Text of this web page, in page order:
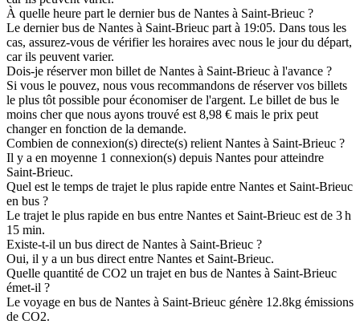
À quelle heure part le dernier bus de Nantes à Saint-Brieuc ?
Le dernier bus de Nantes à Saint-Brieuc part à 19:05. Dans tous les
cas, assurez-vous de vérifier les horaires avec nous le jour du départ,
car ils peuvent varier.
Dois-je réserver mon billet de Nantes à Saint-Brieuc à l'avance ?
Si vous le pouvez, nous vous recommandons de réserver vos billets
le plus tôt possible pour économiser de l'argent. Le billet de bus le
moins cher que nous ayons trouvé est 8,98 € mais le prix peut
changer en fonction de la demande.
Combien de connexion(s) directe(s) relient Nantes à Saint-Brieuc ?
Il y a en moyenne 1 connexion(s) depuis Nantes pour atteindre
Saint-Brieuc.
Quel est le temps de trajet le plus rapide entre Nantes et Saint-Brieuc
en bus ?
Le trajet le plus rapide en bus entre Nantes et Saint-Brieuc est de 3 h
15 min.
Existe-t-il un bus direct de Nantes à Saint-Brieuc ?
Oui, il y a un bus direct entre Nantes et Saint-Brieuc.
Quelle quantité de CO2 un trajet en bus de Nantes à Saint-Brieuc
émet-il ?
Le voyage en bus de Nantes à Saint-Brieuc génère 12.8kg émissions
de CO2.